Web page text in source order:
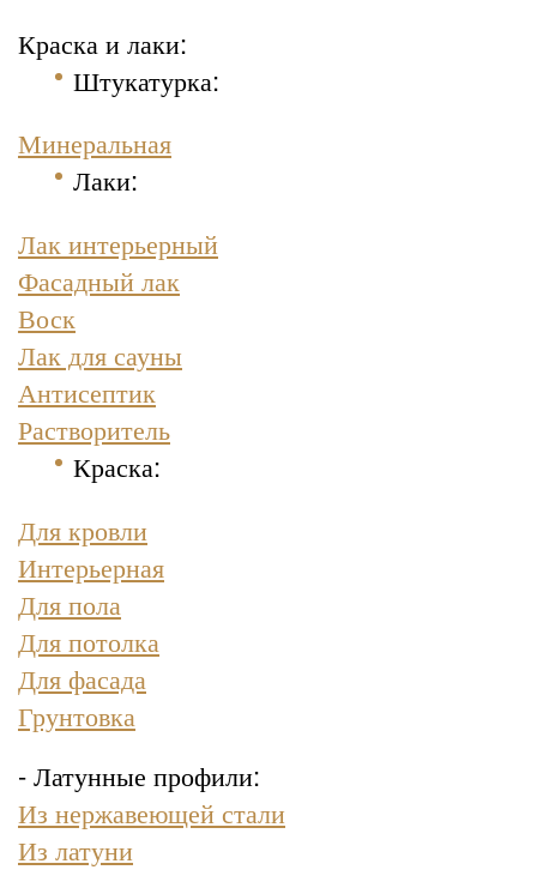
Краска и лаки:
Штукатурка:
Минеральная
Лаки:
Лак интерьерный
Фасадный лак
Воск
Лак для сауны
Антисептик
Растворитель
Краска:
Для кровли
Интерьерная
Для пола
Для потолка
Для фасада
Грунтовка
- Латунные профили:
Из нержавеющей стали
Из латуни